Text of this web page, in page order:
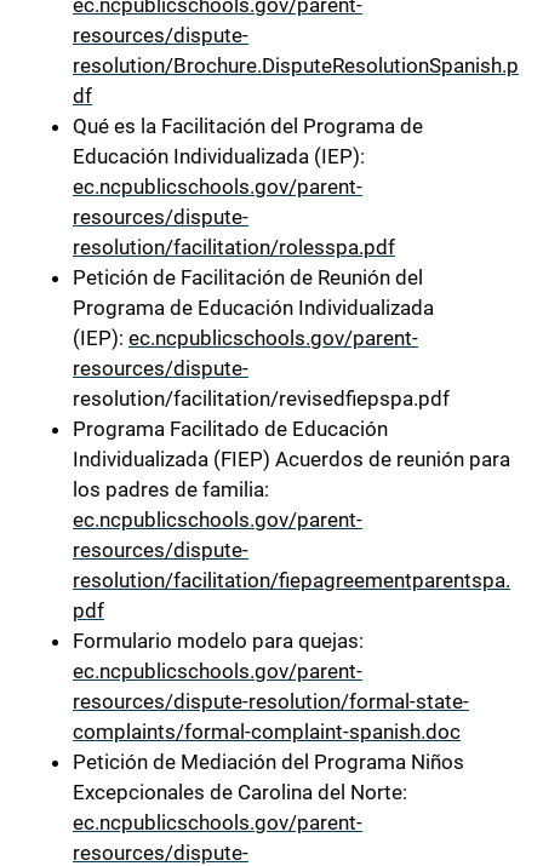
resources/dispute-
resolution/Brochure.DisputeResolutionSpanish.p
df
Qué es la Facilitación del Programa de
Educación Individualizada (IEP):
ec.ncpublicschools.gov/parent-
resources/dispute-
resolution/facilitation/rolesspa.pdf
Petición de Facilitación de Reunión del
Programa de Educación Individualizada
(IEP): ec.ncpublicschools.gov/parent-
resources/dispute-
resolution/facilitation/revisedfiepspa.pdf
Programa Facilitado de Educación
Individualizada (FIEP) Acuerdos de reunión para
los padres de familia:
ec.ncpublicschools.gov/parent-
resources/dispute-
resolution/facilitation/fiepagreementparentspa.
pdf
Formulario modelo para quejas:
ec.ncpublicschools.gov/parent-
resources/dispute-resolution/formal-state-
complaints/formal-complaint-spanish.doc
Petición de Mediación del Programa Niños
Excepcionales de Carolina del Norte:
ec.ncpublicschools.gov/parent-
resources/dispute-